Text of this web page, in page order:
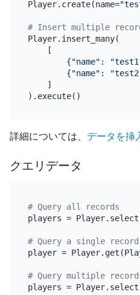
Player.create(name=
# Insert multiple
Player.insert_many(
    [
        {
"name" :
        {
"name" :
    ]
詳細については、 データを挿
クエリデータ
# Query all records
players =
# Query a single record
player =
# Query multiple
players =